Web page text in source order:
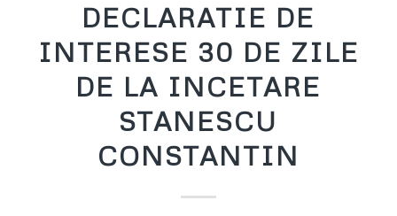
DECLARATIE DE
INTERESE 30 DE ZILE
DE LA INCETARE
STANESCU
CONSTANTIN